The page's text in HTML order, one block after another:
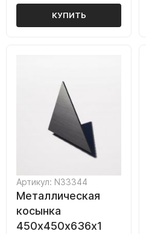
КУПИТЬ
Артикул: N33344
Металлическая
косынка
450х450х636х1